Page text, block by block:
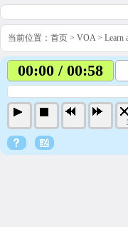
当前位置： 首页 > VOA> Learn
00:00 / 00:58